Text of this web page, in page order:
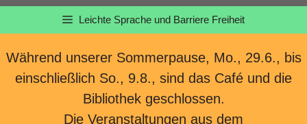
Leichte Sprache und Barriere Freiheit
Während unserer Sommerpause, Mo., 29.6., bis
einschließlich So., 9.8., sind das Café und die
Bibliothek geschlossen.
Die Veranstaltungen aus dem